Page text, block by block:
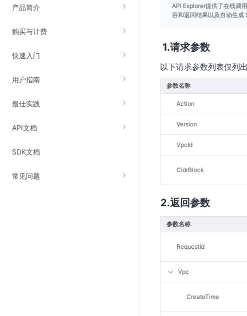
产品简介
购买与计费
快速入门
用户指南
最佳实践
API文档
SDK文档
常见问题
在线迁移服务
视频云服务
云直播(KLS)
边缘节点计算
金山云云防火墙
API Explorer提供了在线调
容和返回结果以及自动生成
请求参数
以下请求参数列表仅列
参数名称
Action
Version
VpcId
CidrBlock
返回参数
参数名称
RequestId
Vpc
CreateTime